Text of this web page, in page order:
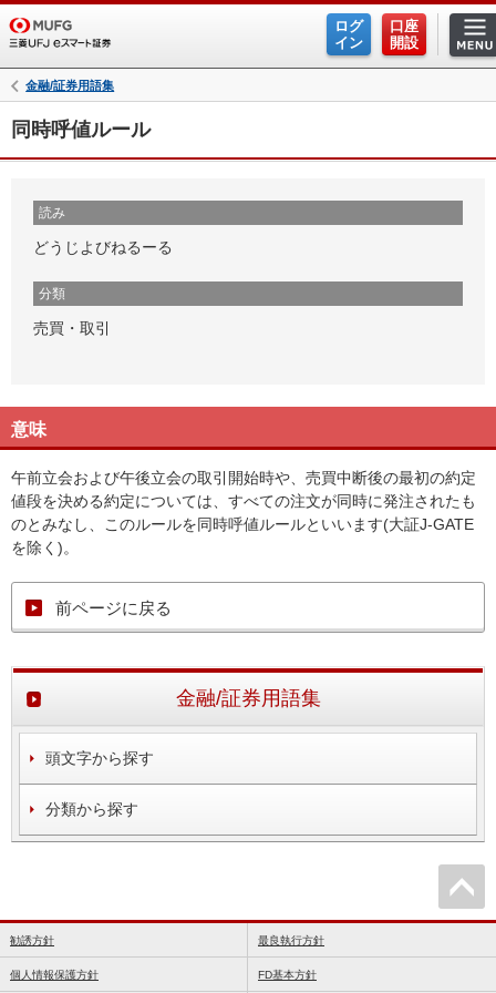
ログ
イン
口座
開設
金融/証券用語集
同時呼値ルール
読み
どうじよびねるーる
分類
売買・取引
意味
午前立会および午後立会の取引開始時や、売買中断後の最初の約定
値段を決める約定については、すべての注文が同時に発注されたも
のとみなし、このルールを同時呼値ルールといいます(大証J-GATE
を除く)。
前ページに戻る
金融/証券用語集
頭文字から探す
分類から探す
勧誘方針 最良執行方針
個人情報保護方針 FD基本方針